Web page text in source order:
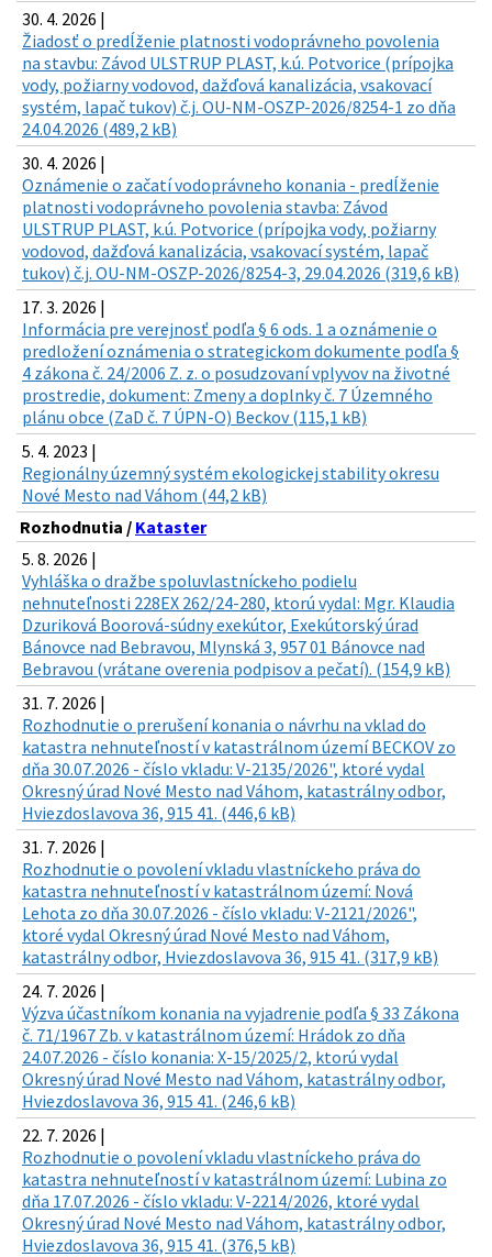
30. 4. 2026 |
Žiadosť o predĺženie platnosti vodoprávneho povolenia
na stavbu: Závod ULSTRUP PLAST, k.ú. Potvorice (prípojka
vody, požiarny vodovod, dažďová kanalizácia, vsakovací
systém, lapač tukov) č.j. OU-NM-OSZP-2026/8254-1 zo dňa
24.04.2026 (489,2 kB)
30. 4. 2026 |
Oznámenie o začatí vodoprávneho konania - predĺženie
platnosti vodoprávneho povolenia stavba: Závod
ULSTRUP PLAST, k.ú. Potvorice (prípojka vody, požiarny
vodovod, dažďová kanalizácia, vsakovací systém, lapač
tukov) č.j. OU-NM-OSZP-2026/8254-3, 29.04.2026 (319,6 kB)
17. 3. 2026 |
Informácia pre verejnosť podľa § 6 ods. 1 a oznámenie o
predložení oznámenia o strategickom dokumente podľa §
4 zákona č. 24/2006 Z. z. o posudzovaní vplyvov na životné
prostredie, dokument: Zmeny a doplnky č. 7 Územného
plánu obce (ZaD č. 7 ÚPN-O) Beckov (115,1 kB)
5. 4. 2023 |
Regionálny územný systém ekologickej stability okresu
Nové Mesto nad Váhom (44,2 kB)
Rozhodnutia / Kataster
5. 8. 2026 |
Vyhláška o dražbe spoluvlastníckeho podielu
nehnuteľnosti 228EX 262/24-280, ktorú vydal: Mgr. Klaudia
Dzuriková Boorová-súdny exekútor, Exekútorský úrad
Bánovce nad Bebravou, Mlynská 3, 957 01 Bánovce nad
Bebravou (vrátane overenia podpisov a pečatí). (154,9 kB)
31. 7. 2026 |
Rozhodnutie o prerušení konania o návrhu na vklad do
katastra nehnuteľností v katastrálnom území BECKOV zo
dňa 30.07.2026 - číslo vkladu: V-2135/2026", ktoré vydal
Okresný úrad Nové Mesto nad Váhom, katastrálny odbor,
Hviezdoslavova 36, 915 41. (446,6 kB)
31. 7. 2026 |
Rozhodnutie o povolení vkladu vlastníckeho práva do
katastra nehnuteľností v katastrálnom území: Nová
Lehota zo dňa 30.07.2026 - číslo vkladu: V-2121/2026",
ktoré vydal Okresný úrad Nové Mesto nad Váhom,
katastrálny odbor, Hviezdoslavova 36, 915 41. (317,9 kB)
24. 7. 2026 |
Výzva účastníkom konania na vyjadrenie podľa § 33 Zákona
č. 71/1967 Zb. v katastrálnom území: Hrádok zo dňa
24.07.2026 - číslo konania: X-15/2025/2, ktorú vydal
Okresný úrad Nové Mesto nad Váhom, katastrálny odbor,
Hviezdoslavova 36, 915 41. (246,6 kB)
22. 7. 2026 |
Rozhodnutie o povolení vkladu vlastníckeho práva do
katastra nehnuteľností v katastrálnom území: Lubina zo
dňa 17.07.2026 - číslo vkladu: V-2214/2026, ktoré vydal
Okresný úrad Nové Mesto nad Váhom, katastrálny odbor,
Hviezdoslavova 36, 915 41. (376,5 kB)